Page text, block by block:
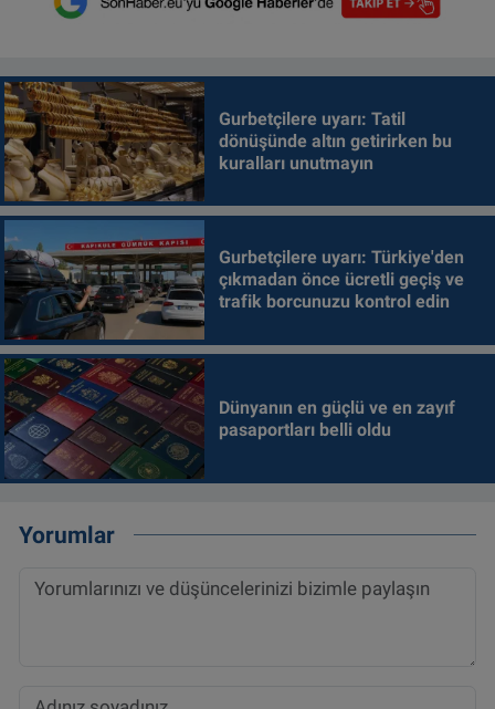
Gurbetçilere uyarı: Tatil
dönüşünde altın getirirken bu
kuralları unutmayın
Gurbetçilere uyarı: Türkiye'den
çıkmadan önce ücretli geçiş ve
trafik borcunuzu kontrol edin
Dünyanın en güçlü ve en zayıf
pasaportları belli oldu
Yorumlar